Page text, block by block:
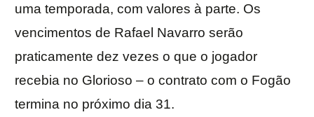
uma temporada, com valores à parte. Os
vencimentos de Rafael Navarro serão
praticamente dez vezes o que o jogador
recebia no Glorioso – o contrato com o Fogão
termina no próximo dia 31.